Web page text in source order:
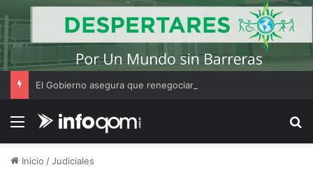
Menú
Inicio /Judiciales